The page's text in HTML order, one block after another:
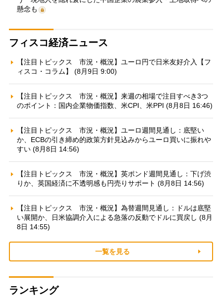
懸念も
フィスコ経済ニュース
【注目トピックス 市況・概況】ユーロ円で日米友好介入【フ
ィスコ・コラム】 (8月9日 9:00)
【注目トピックス 市況・概況】来週の相場で注目すべき3つ
のポイント：国内企業物価指数、米CPI、米PPI (8月8日 16:46)
【注目トピックス 市況・概況】ユーロ週間見通し：底堅い
か、ECBの引き締め的政策方針見込みからユーロ買いに振れや
すい (8月8日 14:56)
【注目トピックス 市況・概況】英ポンド週間見通し：下げ渋
りか、英国経済に不透明感も円売りサポート (8月8日 14:56)
【注目トピックス 市況・概況】為替週間見通し：ドルは底堅
い展開か、日米協調介入による急落の反動でドルに買戻し (8月
8日 14:55)
一覧を見る
ランキング